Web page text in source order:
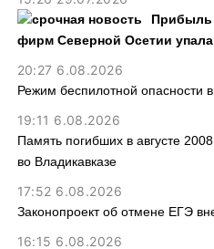
Прибыль
фирм Северной Осетии упала
20:27 6.08.2026
Режим беспилотной опасности
19:11 6.08.2026
Память погибших в августе
во Владикавказе
17:52 6.08.2026
Законопроект об отмене ЕГЭ
16:15 6.08.2026